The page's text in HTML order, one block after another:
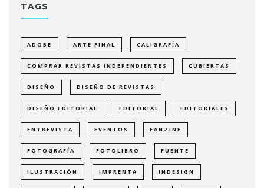
TAGS
ADOBE ARTE FINAL CALIGRAFÍA
COMPRAR REVISTAS INDEPENDIENTES CUBIERTAS
DISEÑO DISEÑO DE REVISTAS
DISEÑO EDITORIAL EDITORIAL EDITORIALES
ENTREVISTA EVENTOS FANZINE
FOTOGRAFÍA FOTOLIBRO FUENTE
ILUSTRACIÓN IMPRENTA INDESIGN